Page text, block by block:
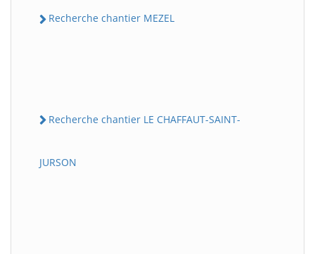
Recherche chantier MEZEL
Recherche chantier LE CHAFFAUT-SAINT-
JURSON